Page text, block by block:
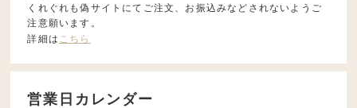
くれぐれも偽サイトにてご注文、お振込みなどされないようご
注意願います。
詳細は こちら
営業日カレンダー